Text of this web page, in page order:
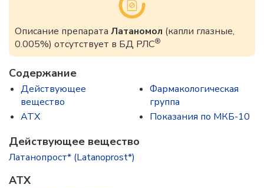
Описание препарата Латаномол (капли глазные,
0.005%) отсутствует в БД РЛС®
Содержание
Действующее
вещество
ATX
Фармакологическая
группа
Показания по МКБ-10
Действующее вещество
Латанопрост* (Latanoprost*)
ATX